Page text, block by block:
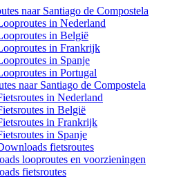
naar Santiago de Compostela
in Nederland
in België
in Frankrijk
in Spanje
in Portugal
naar Santiago de Compostela
in Nederland
in België
in Frankrijk
in Spanje
fietsroutes
looproutes en voorzieningen
fietsroutes